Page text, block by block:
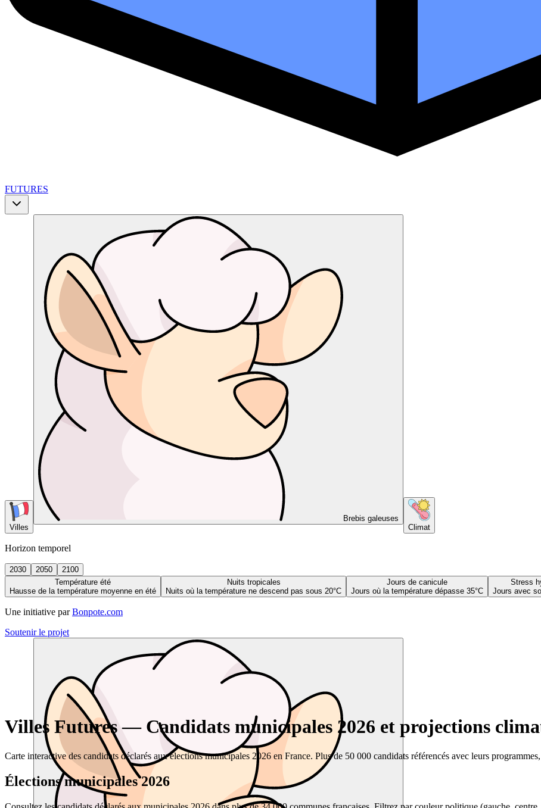
FUTURES
Villes
Brebis galeuses
Climat
Horizon temporel
2030 2050
2100
Température été
Hausse de la température moyenne en été
Nuits tropicales
Nuits où la température ne descend pas sous 20°C
Jours de canicule
Jours où la température dépasse 35°C
Stress
Jours avec
Une initiative par Bonpote.com
Soutenir le projet
Villes Futures — Candidats municipales 2026 et projections
Carte interactive des candidats déclarés aux élections municipales 2026 en France. Plus de 50 000 candidats référencés avec leurs
Élections municipales 2026